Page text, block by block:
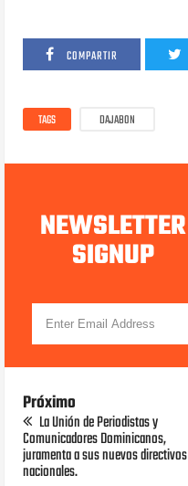
COMPARTIR
TAGS DAJABON
NEWSLETTER
SIGNUP
Próximo
La Unión de Periodistas y
Comunicadores Dominicanos,
juramenta a sus nuevos directivos
nacionales.